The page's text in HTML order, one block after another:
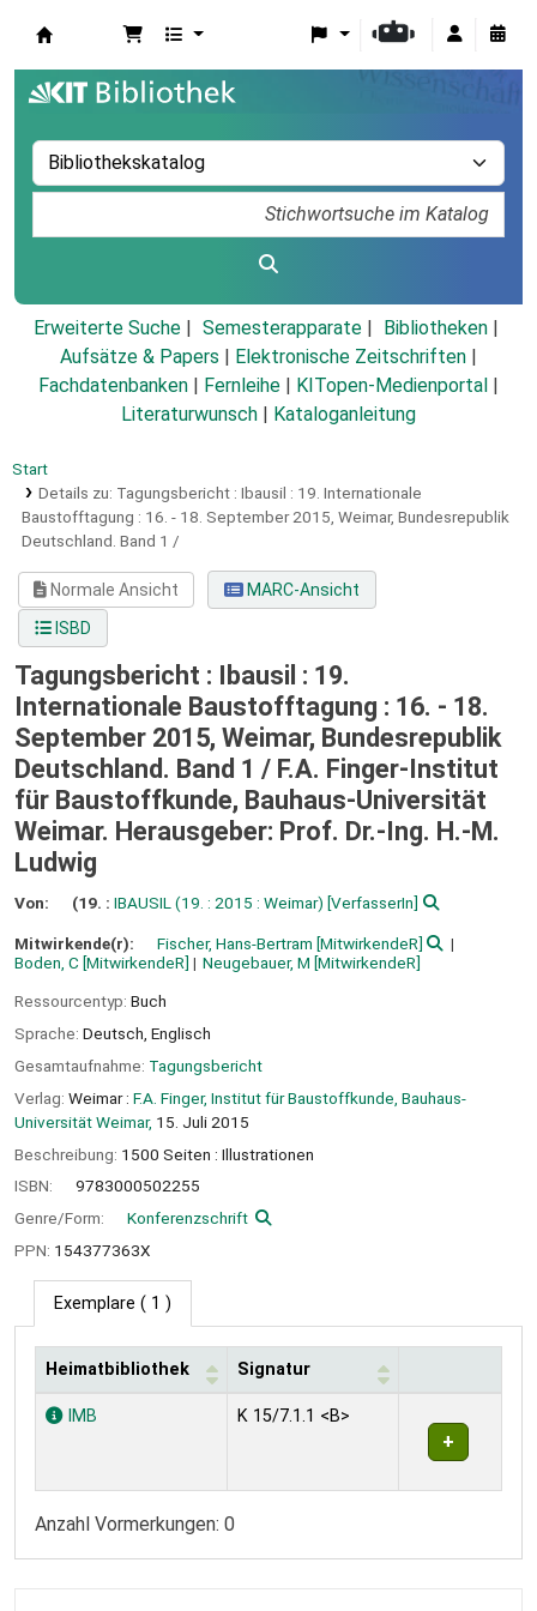
Erweiterte Suche Semesterapparate
Bibliotheken
Aufsätze & Papers
Elektronische Zeitschriften
Fachdatenbanken
Fernleihe KITopen-Medienportal
Literaturwunsch
Kataloganleitung
Start
Details zu: Tagungsbericht : Ibausil : 19. Internationale
Baustofftagung : 16. - 18. September 2015, Weimar, Bundesrepublik
Deutschland. Band 1 /
Normale Ansicht
MARC-Ansicht
ISBD
Tagungsbericht : Ibausil : 19.
Internationale Baustofftagung : 16. - 18.
September 2015, Weimar, Bundesrepublik
Deutschland. Band 1 / F.A. Finger-Institut
für Baustoffkunde, Bauhaus-Universität
Weimar. Herausgeber: Prof. Dr.-Ing. H.-M.
Ludwig
Von: (19. :IBAUSIL (19. : 2015 : Weimar) [VerfasserIn]
Mitwirkende(r): Fischer, Hans-Bertram [MitwirkendeR]
Boden, C [MitwirkendeR] Neugebauer, M [MitwirkendeR]
Ressourcentyp: Buch
Sprache: Deutsch Englisch
Gesamtaufnahme: Tagungsbericht
Verlag: Weimar : F.A. Finger, Institut für Baustoffkunde, Bauhaus-
Universität Weimar, 15. Juli 2015
Beschreibung: 1500 Seiten : Illustrationen
ISBN:
9783000502255
Genre/Form:
Konferenzschrift
PPN: 154377363X
Exemplare ( 1 )
Exemplare
Heimatbibliothek Signatur
IMB K 15/7.1.1 <B>
Anzahl Vormerkungen: 0